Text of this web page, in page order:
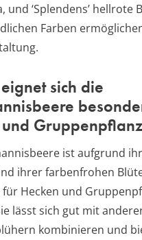
und ‘Splendens’ hellrote
Farben
sich die
ist aufgrund
ihrer farbenfrohen
Hecken und
lässt sich gut mit
kombinieren und